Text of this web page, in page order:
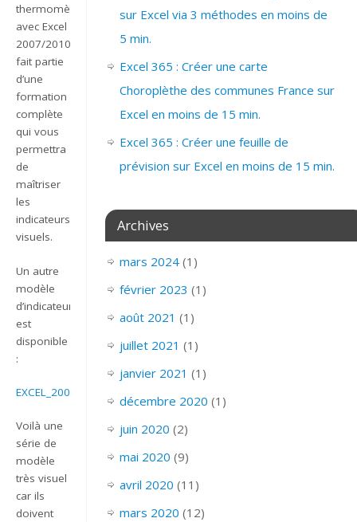
thermomètre
avec Excel
2007/2010 »
fait partie
d’une
formation
complète
qui vous
permettra
de
maîtriser
les
indicateurs
visuels.
Un autre
modèle
d’indicateur
est
disponible
:
EXCEL_2007_INDICATEUR_THERMOMETRE
Voilà une
série de
modèle
très visuel
car ils
doivent
sur Excel via 3 méthodes en moins de
5 min.
Excel 365 : Créer une carte
Choroplèthe des communes France sur
Excel en moins de 15 min.
Excel 365 : Créer une feuille de
prévision sur Excel en moins de 15 min.
Archives
mars 2024(1)
février 2023 (1)
août 2021 (1)
juillet 2021 (1)
janvier 2021 (1)
décembre 2020 (1)
juin 2020 (2)
mai 2020 (9)
avril 2020 (11)
mars 2020 (12)